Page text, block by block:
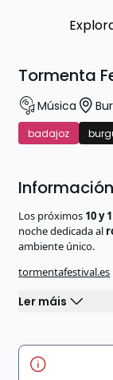
Tormenta
Música
badajoz
Información
Los próximos 10 y
noche dedicada al
ambiente único.
tormentafestival.es
Ler máis